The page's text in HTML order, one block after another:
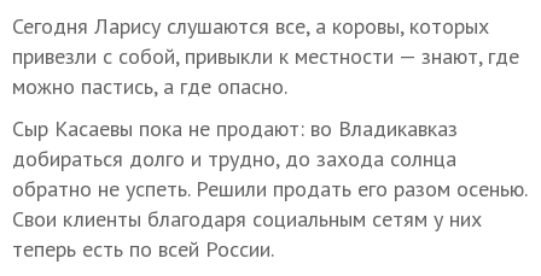
Сегодня Ларису слушаются все, а коровы, которых
привезли с собой, привыкли к местности — знают, где
можно пастись, а где опасно.
Сыр Касаевы пока не продают: во Владикавказ
добираться долго и трудно, до захода солнца
обратно не успеть. Решили продать его разом осенью.
Свои клиенты благодаря социальным сетям у них
теперь есть по всей России.